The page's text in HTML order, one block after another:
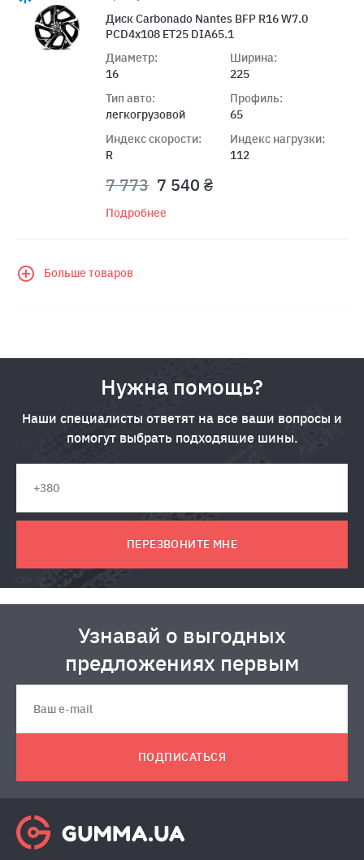
Диск Carbonado Nantes BFP R16 W7.0
PCD4x108 ET25 DIA65.1
Диаметр:
16
Тип авто:
легкогрузовой
Индекс скорости:
R
Ширина:
225
Профиль:
65
Индекс нагрузки:
112
7 773 7 540 ₴
Подробнее
Больше товаров
Нужна помощь?
Наши специалисты ответят на все ваши вопросы и
помогут выбрать подходящие шины.
ПЕРЕЗВОНИТЕ МНЕ
Узнавай о выгодных
предложениях первым
ПОДПИСАТЬСЯ